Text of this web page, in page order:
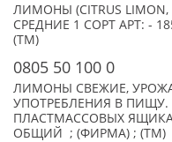
ЛИМОНЫ (CITRUS
СРЕДНИЕ 1 СОРТ АРТ: -
(TM)
0805 50 100 0
ЛИМОНЫ СВЕЖИЕ,
УПОТРЕБЛЕНИЯ В ПИЩУ.
ПЛАСТМАССОВЫХ
ОБЩИЙ ; (ФИРМА) ; (TM)